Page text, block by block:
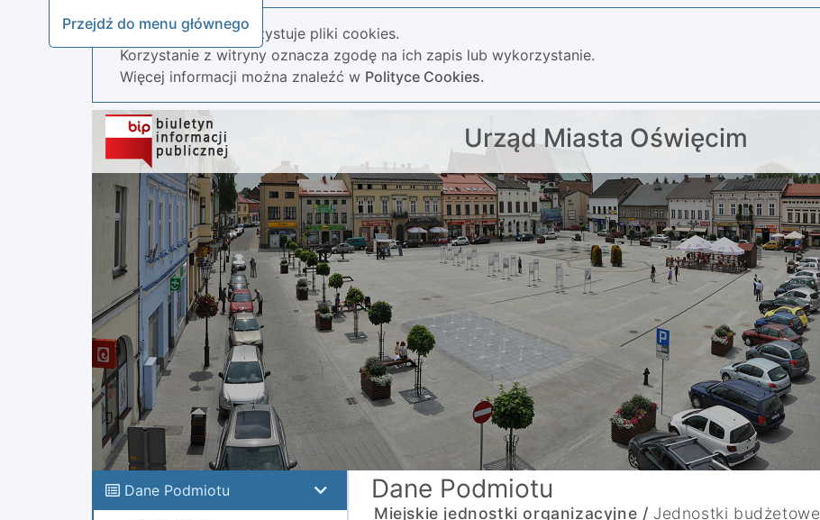
Przejdź do menu głównego
Nasza strona wykorzystuje pliki cookies.
Korzystanie z witryny oznacza zgodę na ich zapis lub wykorzystanie.
Więcej informacji można znaleźć w Polityce Cookies.
Urząd Miasta Oświęcim
Dane Podmiotu Dane Podmiotu
Miejskie jednostki organizacyjne / Jednostki budżetowe